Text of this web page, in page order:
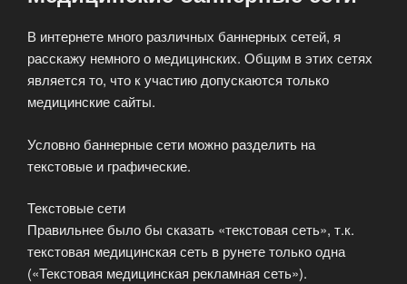
В интернете много различных баннерных сетей, я
расскажу немного о медицинских. Общим в этих сетях
является то, что к участию допускаются только
медицинские сайты.
Условно баннерные сети можно разделить на
текстовые и графические.
Текстовые сети
Правильнее было бы сказать «текстовая сеть», т.к.
текстовая медицинская сеть в рунете только одна
(«Текстовая медицинская рекламная сеть»).